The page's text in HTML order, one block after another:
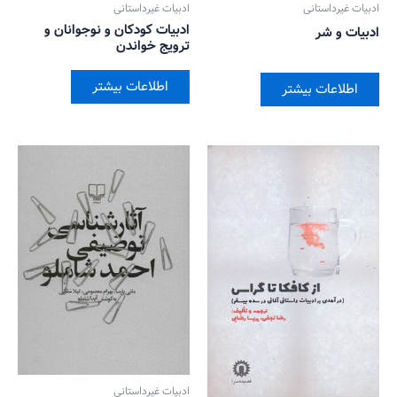
ادبیات غیرداستانی
ادبیات و شر
اطلاعات بیشتر
ادبیات غیرداستانی
ادبیات کودکان و نوجوانان و
ترویج خواندن
اطلاعات بیشتر
ادبیات غیرداستانی